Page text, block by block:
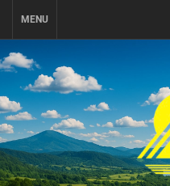
MENU